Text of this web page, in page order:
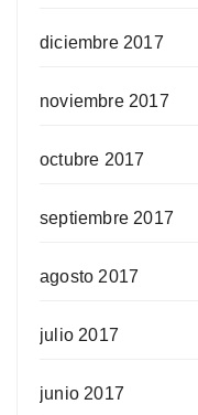
diciembre 2017
noviembre 2017
octubre 2017
septiembre 2017
agosto 2017
julio 2017
junio 2017